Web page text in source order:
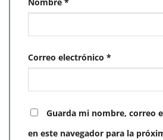
Nombre *
Correo electrónico *
Guarda mi nombre, correo
en este navegador para la